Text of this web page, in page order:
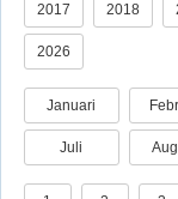
2017 2018
2026
Januari
Juli